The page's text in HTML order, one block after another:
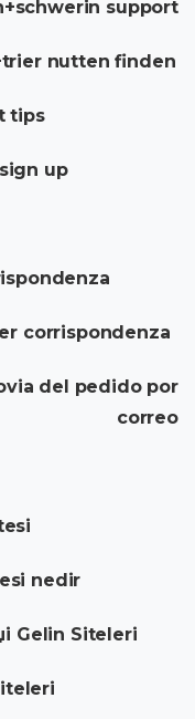
support
nutten finden
tips
up
corrispondenza
del pedido por
correo
nedir
Gelin Siteleri